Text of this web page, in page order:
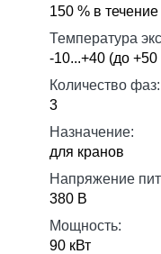
150 % в
Температура
-10...+40 (до +50
Количество фаз:
3
Назначение:
для кранов
Напряжение
380 В
Мощность:
90 кВт